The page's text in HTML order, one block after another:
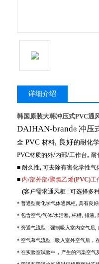
详细介绍
韩国原装大韩冲压式PVC通
DAIHAN-brand® 冲压
全 PVC 材料, 良好的耐化
PVC材质的外/内部/工作台, 耐
■ 耐久性, 可去除有害化学性气
■ 内/部外部/聚氯乙烯(PVC)工
(客户需求通风柜 : 可选择多
* 普通型耐化学气体通风柜 具有良
* 包含空气/气体/水活塞 杯槽 排液
* 旁通气流型 : 强制吸入室内空气后
* 空气幕气流型 : 吸入室外空气后 ，
* 在实验室试验中 ， 产生的污染空气